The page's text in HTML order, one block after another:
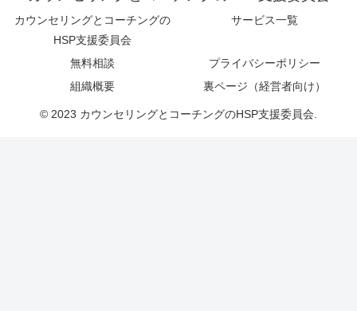
カウンセリングとコーチングの
HSP支援委員会
サービス一覧
無料相談
プライバシーポリシー
組織概要
裏ページ（経営者向け）
© 2023 カウンセリングとコーチングのHSP支援委員会.